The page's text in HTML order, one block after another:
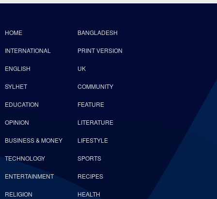
HOME BANGLADESH
INTERNATIONAL PRINT VERSION
ENGLISH UK
SYLHET COMMUNITY
EDUCATION FEATURE
OPINION LITERATURE
BUSINESS & MONEY LIFESTYLE
TECHNOLOGY SPORTS
ENTERTAINMENT RECIPES
RELIGION HEALTH